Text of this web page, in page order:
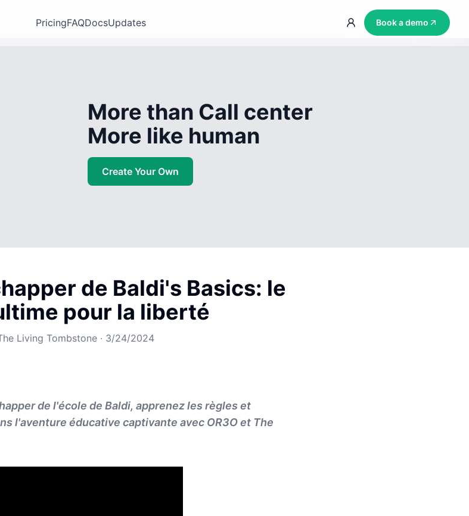
PricingFAQDocsUpdates Book a demo
More than Call center
More like human
Create Your Own
de Baldi's Basics: le
pour la liberté
Living Tombstone · 3/24/2024
de l'école de Baldi, apprenez les règles et
l'aventure éducative captivante avec OR3O et The